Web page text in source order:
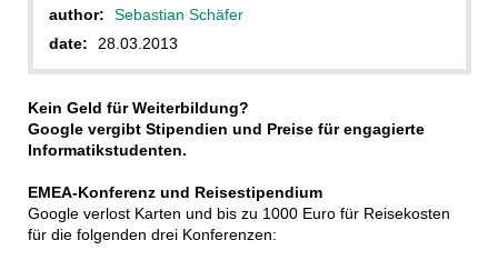
author:
Sebastian Schäfer
date:
28.03.2013
Kein Geld für Weiterbildung?
Google vergibt Stipendien und Preise für engagierte
Informatikstudenten.
EMEA-Konferenz und Reisestipendium
Google verlost Karten und bis zu 1000 Euro für Reisekosten
für die folgenden drei Konferenzen: